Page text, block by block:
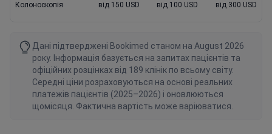
Колоноскопія від 150 USD від 100 USD від 300 USD
Дані підтверджені Bookimed станом на August 2026
року. Інформація базується на запитах пацієнтів та
офіційних розцінках від 189 клінік по всьому світу.
Середні ціни розраховуються на основі реальних
платежів пацієнтів (2025–2026) і оновлюються
щомісяця. Фактична вартість може варіюватися.